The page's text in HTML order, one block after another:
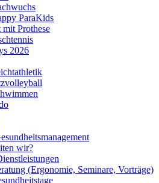
ParaKids
mit Prothese
2026
wir?
(Ergonomie, Seminare, Vorträge)